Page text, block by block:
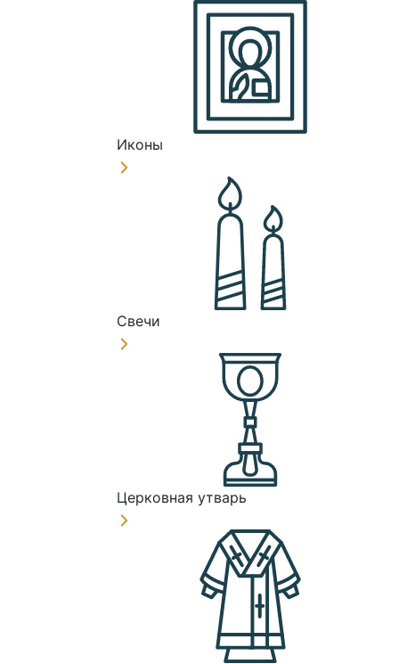
Иконы
Свечи
Церковная утварь